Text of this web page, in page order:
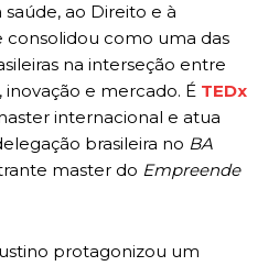
ao Direito e à
consolidou como uma das
na interseção entre
e mercado. É TEDx
internacional e atua
brasileira no BA
master do Empreende
protagonizou um